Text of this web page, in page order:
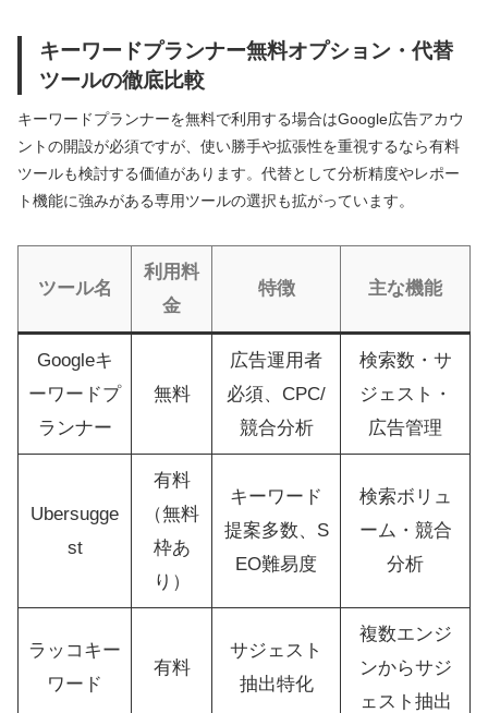
キーワードプランナー無料オプション・代替
ツールの徹底比較
キーワードプランナーを無料で利用する場合はGoogle広告アカウ
ントの開設が必須ですが、使い勝手や拡張性を重視するなら有料
ツールも検討する価値があります。代替として分析精度やレポー
ト機能に強みがある専用ツールの選択も拡がっています。
ツール名
利用料
金
特徴 主な機能
Googleキ
ーワードプ
ランナー
無料
広告運用者
必須、CPC/
競合分析
検索数・サ
ジェスト・
広告管理
Ubersugge
st
有料
（無料
枠あ
り）
キーワード
提案多数、S
EO難易度
検索ボリュ
ーム・競合
分析
ラッコキー
ワード
有料
サジェスト
抽出特化
複数エンジ
ンからサジ
ェスト抽出